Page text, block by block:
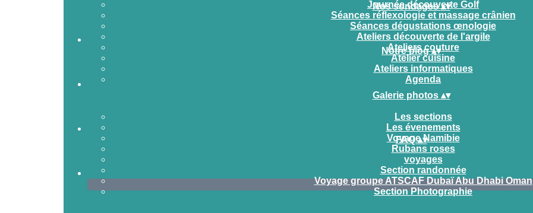
Journée découverte Golf
Séances réflexologie et massage crânien
Séances dégustations œnologie
Ateliers découverte de l'argile
Ateliers couture
Atelier cuisine
Ateliers informatiques
Agenda
Nos sondages▴▾
Notre blog▴▾
Galerie photos ▴▾
Les sections
Les évenements
Voyage Namibie
Rubans roses
voyages
Section randonnée
Voyage groupe ATSCAF Dubaï Abu Dhabi Oman
Section Photographie
FAQ▴▾